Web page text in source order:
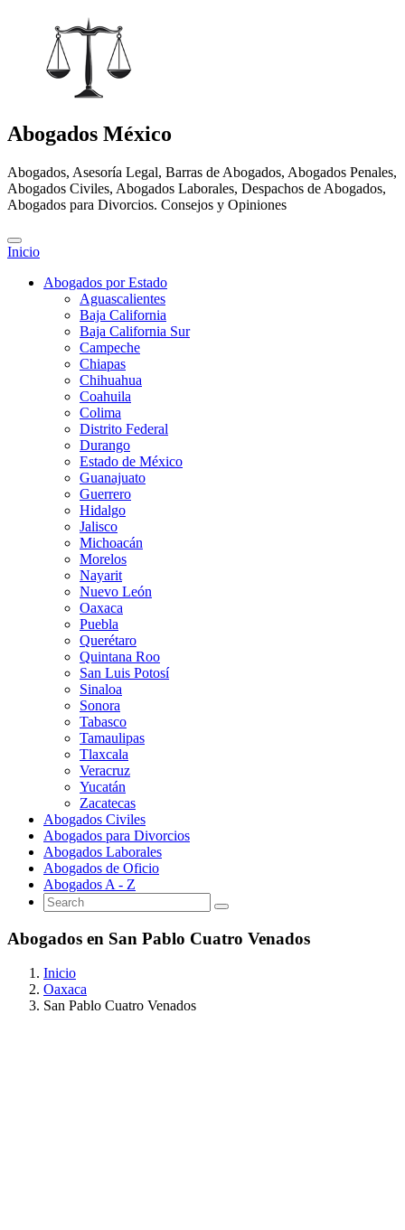
Abogados México
Abogados, Asesoría Legal, Barras de Abogados, Abogados Penales,
Abogados Civiles, Abogados Laborales, Despachos de Abogados,
Abogados para Divorcios. Consejos y Opiniones
Inicio
Abogados por Estado
Aguascalientes
Baja California
Baja California Sur
Campeche
Chiapas
Chihuahua
Coahuila
Colima
Distrito Federal
Durango
Estado de México
Guanajuato
Guerrero
Hidalgo
Jalisco
Michoacán
Morelos
Nayarit
Nuevo León
Oaxaca
Puebla
Querétaro
Quintana Roo
San Luis Potosí
Sinaloa
Sonora
Tabasco
Tamaulipas
Tlaxcala
Veracruz
Yucatán
Zacatecas
Abogados Civiles
Abogados para Divorcios
Abogados Laborales
Abogados de Oficio
Abogados A - Z
Abogados en San Pablo Cuatro Venados
Inicio
Oaxaca
San Pablo Cuatro Venados